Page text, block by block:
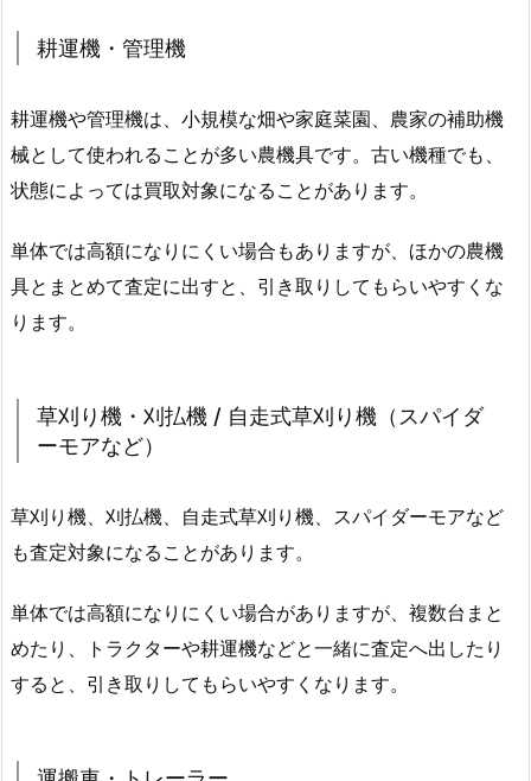
耕運機・管理機
耕運機や管理機は、小規模な畑や家庭菜園、農家の補助機
械として使われることが多い農機具です。古い機種でも、
状態によっては買取対象になることがあります。
単体では高額になりにくい場合もありますが、ほかの農機
具とまとめて査定に出すと、引き取りしてもらいやすくな
ります。
草刈り機・刈払機 / 自走式草刈り機（スパイダ
ーモアなど）
草刈り機、刈払機、自走式草刈り機、スパイダーモアなど
も査定対象になることがあります。
単体では高額になりにくい場合がありますが、複数台まと
めたり、トラクターや耕運機などと一緒に査定へ出したり
すると、引き取りしてもらいやすくなります。